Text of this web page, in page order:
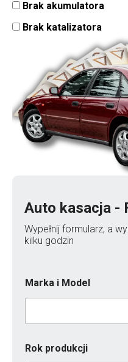
Brak akumulatora
Brak katalizatora
Auto kasacja -
Wypełnij formularz, a
kilku godzin
Marka i Model
Rok produkcji